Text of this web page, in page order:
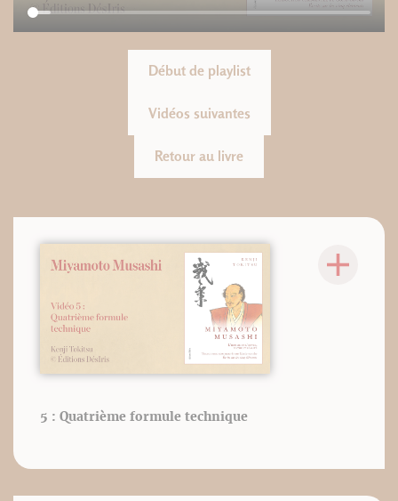
Début de playlist
Vidéos suivantes
Retour au livre
5 : Quatrième formule technique